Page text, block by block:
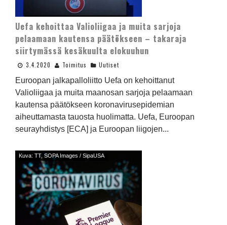
Uefa kehoittaa Valioliigaa ja muita sarjoja
pelaamaan kautensa päätökseen – takaraja
siirtymässä kesäkuulta elokuuhun
3.4.2020 Toimitus Uutiset
Euroopan jalkapalloliitto Uefa on kehoittanut
Valioliigaa ja muita maanosan sarjoja pelaamaan
kautensa päätökseen koronavirusepidemian
aiheuttamasta tauosta huolimatta. Uefa, Euroopan
seurayhdistys [ECA] ja Euroopan liigojen...
Kuva: TT, SOPA Images / SipaUSA